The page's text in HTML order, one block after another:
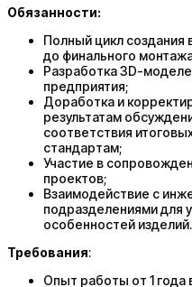
Обязанности:
Полный цикл создания
до финального
Разработка 3D-
предприятия;
Доработка и
результатам
соответствия
стандартам;
Участие в
проектов;
Взаимодействие с
подразделениями для
особенностей изделий.
Требования:
Опыт работы от 1 года